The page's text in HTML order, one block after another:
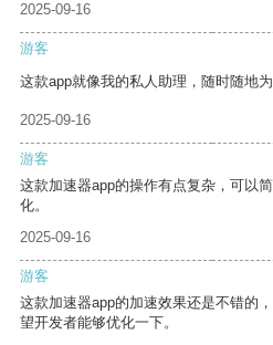
2025-09-16
游客
这款app就像我的私人助理，随时随地
2025-09-16
游客
这款加速器app的操作有点复杂，可以
化。
2025-09-16
游客
这款加速器app的加速效果还是不错的
望开发者能够优化一下。